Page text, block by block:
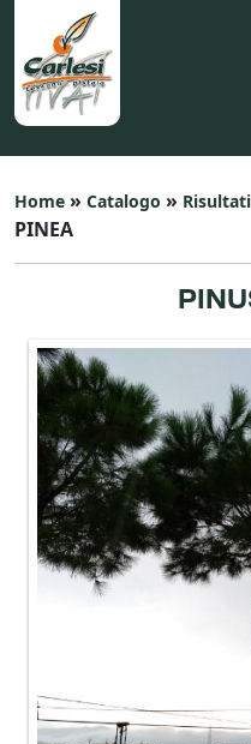
Home » Catalogo » Risultati
PINEA